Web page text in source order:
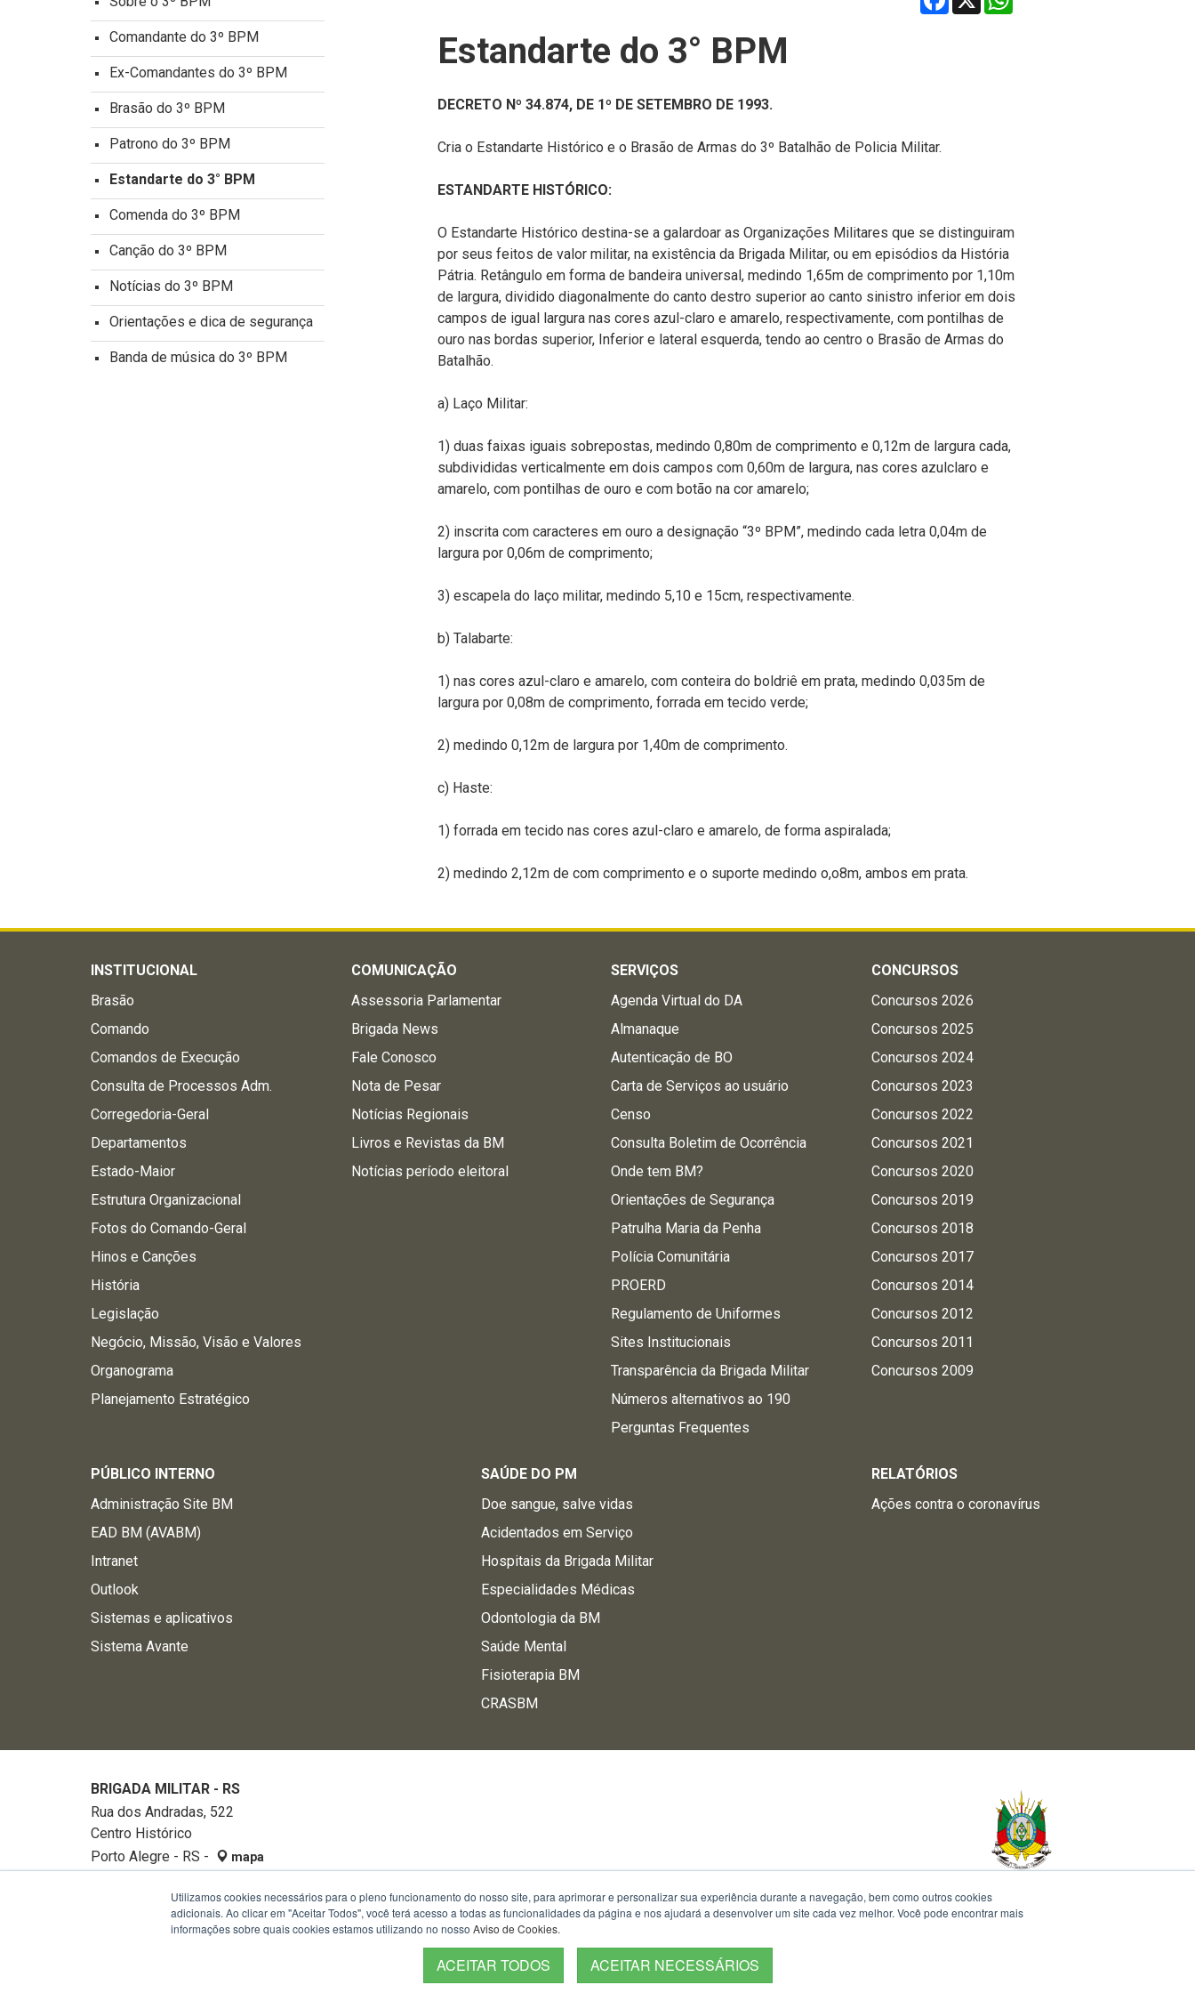
Estandarte do 3° BPM
DECRETO Nº 34.874, DE 1º DE SETEMBRO DE 1993.
Cria o Estandarte Histórico e o Brasão de Armas do 3º Batalhão de Policia Militar.
ESTANDARTE HISTÓRICO:
O Estandarte Histórico destina-se a galardoar as Organizações Militares que se distinguiram
por seus feitos de valor militar, na existência da Brigada Militar, ou em episódios da História
Pátria. Retângulo em forma de bandeira universal, medindo 1,65m de comprimento por 1,10m
de largura, dividido diagonalmente do canto destro superior ao canto sinistro inferior em dois
campos de igual largura nas cores azul-claro e amarelo, respectivamente, com pontilhas de
ouro nas bordas superior, Inferior e lateral esquerda, tendo ao centro o Brasão de Armas do
Batalhão.
a) Laço Militar:
1) duas faixas iguais sobrepostas, medindo 0,80m de comprimento e 0,12m de largura cada,
subdivididas verticalmente em dois campos com 0,60m de largura, nas cores azulclaro e
amarelo, com pontilhas de ouro e com botão na cor amarelo;
2) inscrita com caracteres em ouro a designação “3º BPM”, medindo cada letra 0,04m de
largura por 0,06m de comprimento;
3) escapela do laço militar, medindo 5,10 e 15cm, respectivamente.
b) Talabarte:
1) nas cores azul-claro e amarelo, com conteira do boldriê em prata, medindo 0,035m de
largura por 0,08m de comprimento, forrada em tecido verde;
2) medindo 0,12m de largura por 1,40m de comprimento.
c) Haste:
1) forrada em tecido nas cores azul-claro e amarelo, de forma aspiralada;
2) medindo 2,12m de com comprimento e o suporte medindo o,o8m, ambos em prata.
Comandante do 3º BPM
Ex-Comandantes do 3º BPM
Brasão do 3º BPM
Patrono do 3º BPM
Estandarte do 3° BPM
Comenda do 3º BPM
Canção do 3º BPM
Notícias do 3º BPM
Orientações e dica de segurança
Banda de música do 3º BPM
INSTITUCIONAL
Brasão
Comando
Comandos de Execução
Consulta de Processos Adm.
Corregedoria-Geral
Departamentos
Estado-Maior
Estrutura Organizacional
Fotos do Comando-Geral
Hinos e Canções
História
Legislação
Negócio, Missão, Visão e Valores
Organograma
Planejamento Estratégico
COMUNICAÇÃO
Assessoria Parlamentar
Brigada News
Fale Conosco
Nota de Pesar
Notícias Regionais
Livros e Revistas da BM
Notícias período eleitoral
SERVIÇOS
Agenda Virtual do DA
Almanaque
Autenticação de BO
Carta de Serviços ao usuário
Censo
Consulta Boletim de Ocorrência
Onde tem BM?
Orientações de Segurança
Patrulha Maria da Penha
Polícia Comunitária
PROERD
Regulamento de Uniformes
Sites Institucionais
Transparência da Brigada Militar
Números alternativos ao 190
Perguntas Frequentes
CONCURSOS
Concursos 2026
Concursos 2025
Concursos 2024
Concursos 2023
Concursos 2022
Concursos 2021
Concursos 2020
Concursos 2019
Concursos 2018
Concursos 2017
Concursos 2014
Concursos 2012
Concursos 2011
Concursos 2009
PÚBLICO INTERNO
Administração Site BM
EAD BM (AVABM)
Intranet
Outlook
Sistemas e aplicativos
Sistema Avante
SAÚDE DO PM
Doe sangue, salve vidas
Acidentados em Serviço
Hospitais da Brigada Militar
Especialidades Médicas
Odontologia da BM
Saúde Mental
Fisioterapia BM
CRASBM
RELATÓRIOS
Ações contra o coronavírus
BRIGADA MILITAR - RS
Rua dos Andradas, 522
Centro Histórico
Porto Alegre - RS -
mapa
32882740Utilizamos cookies necessários para o pleno funcionamento do nosso site, para aprimorar e personalizar sua experiência durante a navegação, bem como outros cookies
adicionais. Ao clicar em "Aceitar Todos", você terá acesso a todas as funcionalidades da página e nos ajudará a desenvolver um site cada vez melhor. Você pode encontrar mais
informações sobre quais cookies estamos utilizando no nosso Aviso de Cookies.
ACEITAR TODOS ACEITAR NECESSÁRIOS